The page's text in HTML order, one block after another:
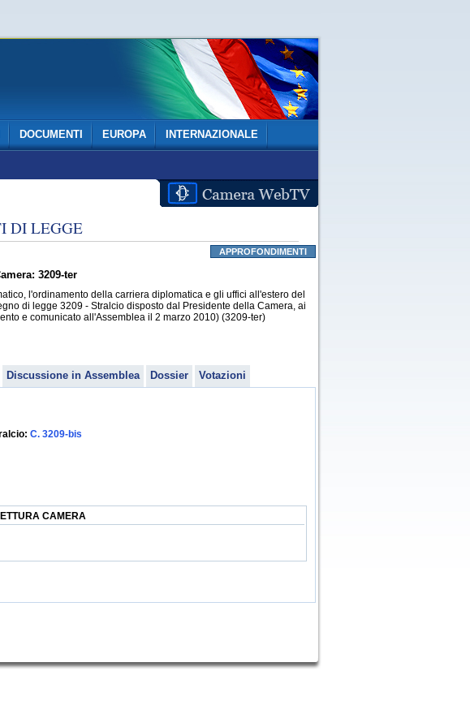
DOCUMENTI EUROPA INTERNAZIONALE
DI LEGGE
APPROFONDIMENTI
3209-ter
l'ordinamento della carriera diplomatica e gli uffici all'estero del
di legge 3209 - Stralcio disposto dal Presidente della Camera, ai
e comunicato all'Assemblea il 2 marzo 2010) (3209-ter)
Discussione in Assemblea Dossier Votazioni
C. 3209-bis
CAMERA